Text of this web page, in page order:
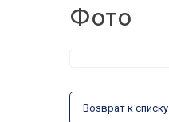
Фото
Возврат к списку